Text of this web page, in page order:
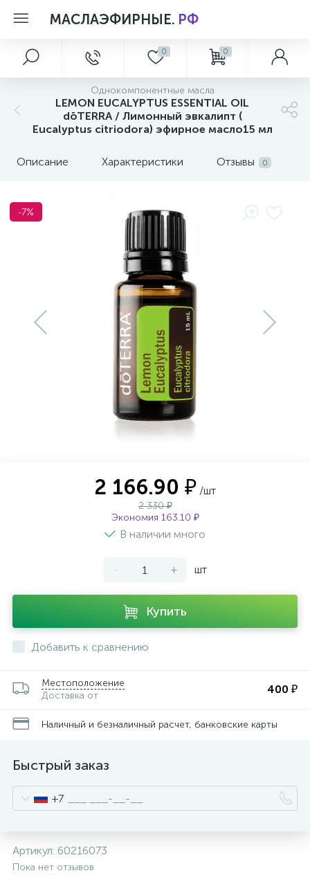
МАСЛАЭФИРНЫЕ. РФ
0 0
Однокомпонентные масла
LEMON EUCALYPTUS ESSENTIAL OIL
dōTERRA / Лимонный эвкалипт (
Eucalyptus citriodora) эфирное масло15 мл
Описание Характеристики Отзывы 0
-7%
2 166.90 ₽ /шт
2 330 ₽
Экономия 163.10 ₽
В наличии много
- + шт
Купить
Добавить к сравнению
Местоположение
Доставка от
400 ₽
Наличный и безналичный расчет, банковские карты
Быстрый заказ
+7
Артикул: 60216073
Пока нет отзывов
Главное меню
Главная
Фотогалерея
Aксессуары
МАТЕРИАЛЫ ПО ПРОДУКЦИИ dōTERRA
Лимитированные коллекции
Летние Новинки
Персональный уход
Коллекция Essential Skin Care